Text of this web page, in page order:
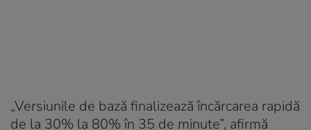
„Versiunile de bază finalizează încărcarea rapidă
de la 30% la 80% în 35 de minute”, afirmă